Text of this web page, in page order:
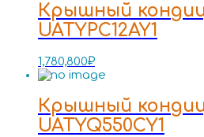
Крышный
UATYPC12AY1
1,780,800₽
Крышный
UATYQ550CY1